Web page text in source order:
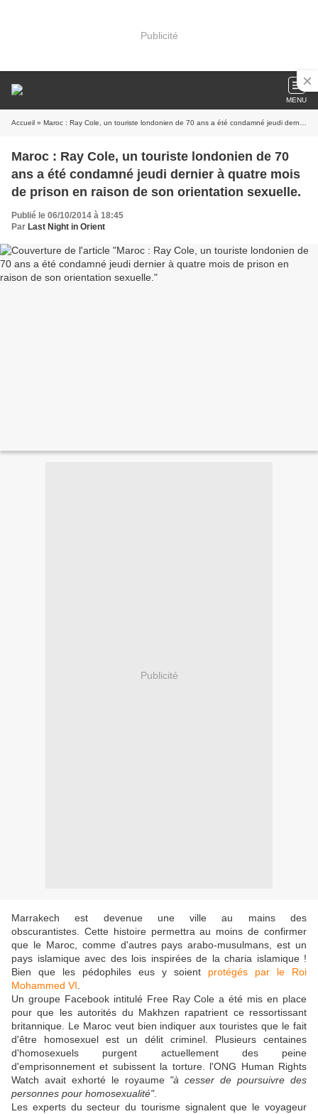
Publicité
MENU
Accueil » Maroc : Ray Cole, un touriste londonien de 70 ans a été condamné jeudi dernier à quatre mois de prison en raison de son orientation sexuelle.
Maroc : Ray Cole, un touriste londonien de 70
ans a été condamné jeudi dernier à quatre mois
de prison en raison de son orientation sexuelle.
Publié le 06/10/2014 à 18:45
Par Last Night in Orient
Publicité
Marrakech est devenue une ville au mains des
obscurantistes. Cette histoire permettra au moins de confirmer
que le Maroc, comme d'autres pays arabo-musulmans, est un
pays islamique avec des lois inspirées de la charia islamique !
Bien que les pédophiles eus y soient protégés par le Roi
Mohammed VI
Un groupe Facebook intitulé Free Ray Cole a été mis en place
pour que les autorités du Makhzen rapatrient ce ressortissant
britannique. Le Maroc veut bien indiquer aux touristes que le fait
d'être homosexuel est un délit criminel. Plusieurs centaines
d'homosexuels purgent actuellement des peine
d'emprisonnement et subissent la torture. l'ONG Human Rights
Watch avait exhorté le royaume"à cesser de poursuivre des
personnes pour homosexualité".
Les experts du secteur du tourisme signalent que le voyageur